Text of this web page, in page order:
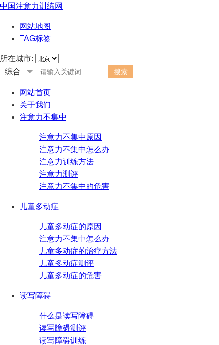
中国注意力训练网
网站地图
TAG标签
所在城市:
综合
网站首页
关于我们
注意力不集中
注意力不集中原因
注意力不集中怎么办
注意力训练方法
注意力测评
注意力不集中的危害
儿童多动症
儿童多动症的原因
注意力不集中怎么办
儿童多动症的治疗方法
儿童多动症测评
儿童多动症的危害
读写障碍
什么是读写障碍
读写障碍测评
读写障碍训练